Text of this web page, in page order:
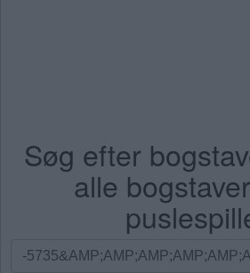
Søg efter
alle
Søg